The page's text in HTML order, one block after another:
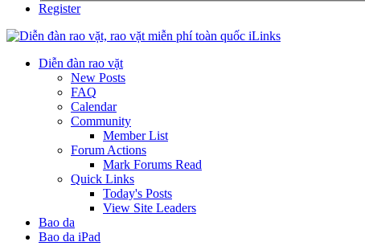
Register
Diễn đàn rao vặt
New Posts
FAQ
Calendar
Community
Member List
Forum Actions
Mark Forums Read
Quick Links
Today's Posts
View Site Leaders
Bao da
Bao da iPad